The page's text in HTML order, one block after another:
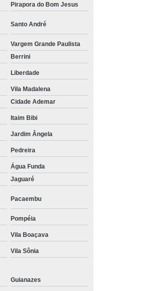
na Pele
Insuficiência Arterial
da Sutura
em João Pessoa
Sorocaba
na Pele
de Feridas
em João Pessoa
Sorocaba
Hiperbárica
Grande
em Taubaté
Pirapora do Bom Jesus
Santo André
Vargem Grande Paulista
Berrini
Liberdade
Vila Madalena
Cidade Ademar
Itaim Bibi
Jardim Ângela
Pedreira
Água Funda
Jaguaré
Pacaembu
Pompéia
Vila Boaçava
Vila Sônia
Guianazes